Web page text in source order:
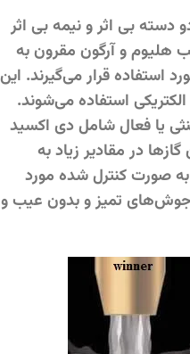
بی اثر و نیمه بی اثر
هلیوم و آرگون مقرون به
استفاده قرار می‌گیرند. این
استفاده می‌شوند.
یا فعال شامل دی اکسید
در مقادیر زیاد به
صورت کنترل شده مورد
جوش‌های تمیز و بدون عیب و